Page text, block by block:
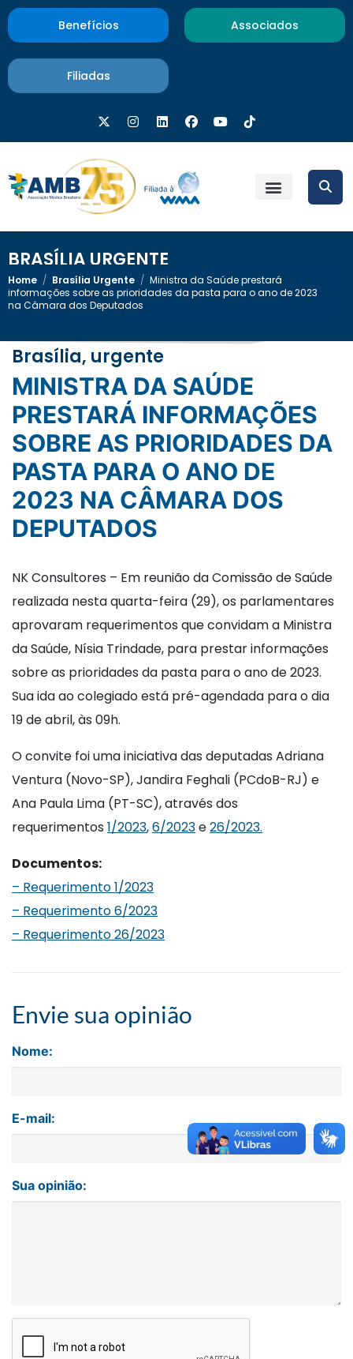
Benefícios Associados
Filiadas
BRASÍLIA URGENTE
Home / Brasília Urgente / Ministra da Saúde prestará
informações sobre as prioridades da pasta para o ano de 2023
na Câmara dos Deputados
Brasília, urgente
MINISTRA DA SAÚDE
PRESTARÁ INFORMAÇÕES
SOBRE AS PRIORIDADES DA
PASTA PARA O ANO DE
2023 NA CÂMARA DOS
DEPUTADOS
NK Consultores – Em reunião da Comissão de Saúde
realizada nesta quarta-feira (29), os parlamentares
aprovaram requerimentos que convidam a Ministra
da Saúde, Nísia Trindade, para prestar informações
sobre as prioridades da pasta para o ano de 2023.
Sua ida ao colegiado está pré-agendada para o dia
19 de abril, às 09h.
O convite foi uma iniciativa das deputadas Adriana
Ventura (Novo-SP), Jandira Feghali (PCdoB-RJ) e
Ana Paula Lima (PT-SC), através dos
requerimentos 1/2023,6/2023e26/2023.
Documentos:
– Requerimento 1/2023
– Requerimento 6/2023
– Requerimento 26/2023
Envie sua opinião
Nome:
E-mail:
Sua opinião: